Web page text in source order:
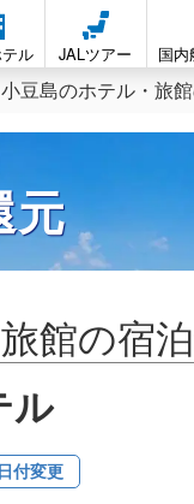
ル JALツアー 国
小豆島のホテル・旅
元
館の宿